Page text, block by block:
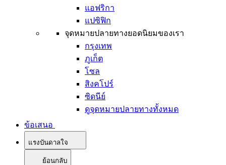
แอฟริกา
แปซิฟิก
จุดหมายปลายทางยอดนิยมของเรา
กรุงเทพ
ภูเก็ต
โซล
สิงคโปร์
ซิดนีย์
ดูจุดหมายปลายทางทั้งหมด
ข้อเสนอ
แรงบันดาลใจ
ย้อนกลับ